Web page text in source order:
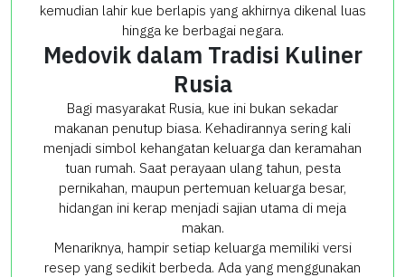
kemudian lahir kue berlapis yang akhirnya dikenal luas
hingga ke berbagai negara.
Medovik dalam Tradisi Kuliner
Rusia
Bagi masyarakat Rusia, kue ini bukan sekadar
makanan penutup biasa. Kehadirannya sering kali
menjadi simbol kehangatan keluarga dan keramahan
tuan rumah. Saat perayaan ulang tahun, pesta
pernikahan, maupun pertemuan keluarga besar,
hidangan ini kerap menjadi sajian utama di meja
makan.
Menariknya, hampir setiap keluarga memiliki versi
resep yang sedikit berbeda. Ada yang menggunakan